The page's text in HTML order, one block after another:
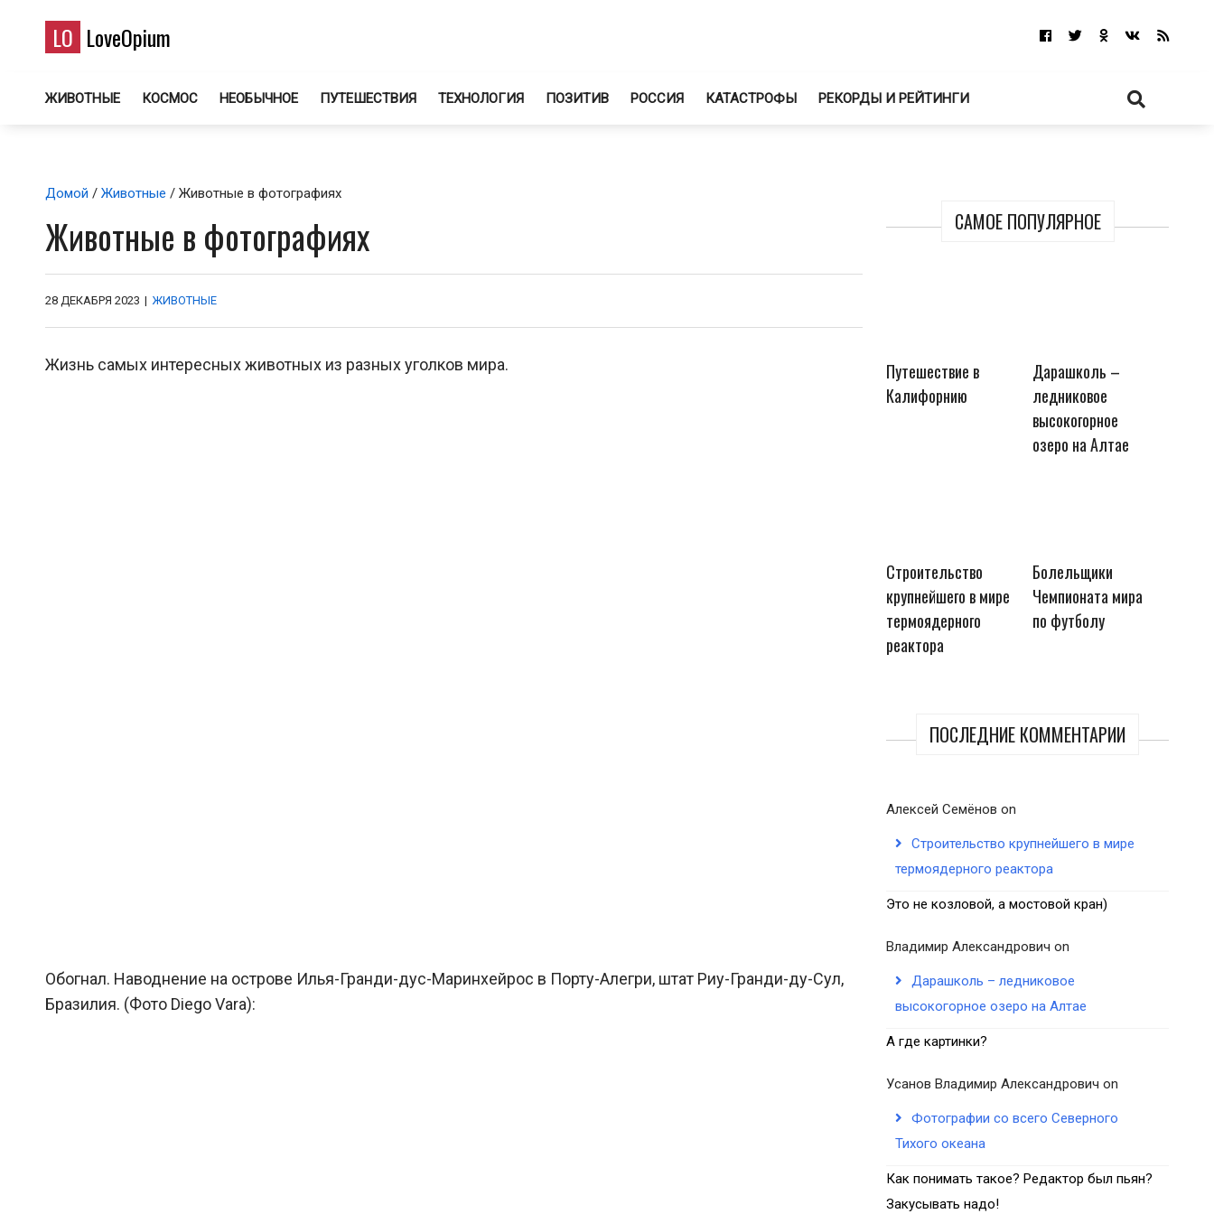
LO LoveOpium
ЖИВОТНЫЕ КОСМОС НЕОБЫЧНОЕ ПУТЕШЕСТВИЯ ТЕХНОЛОГИЯ ПОЗИТИВ РОССИЯ КАТАСТРОФЫ РЕКОРДЫ И РЕЙТИНГИ
САМОЕ ПОПУЛЯРНОЕ
Путешествие в
Калифорнию
Дарашколь –
ледниковое
высокогорное
озеро на Алтае
Строительство
крупнейшего в мире
термоядерного
реактора
Болельщики
Чемпионата мира
по футболу
ПОСЛЕДНИЕ КОММЕНТАРИИ
Алексей Семёнов on
Строительство крупнейшего в мире
термоядерного реактора
Это не козловой, а мостовой кран)
Владимир Александрович on
Дарашколь – ледниковое
высокогорное озеро на Алтае
А где картинки?
Усанов Владимир Александрович on
Фотографии со всего Северного
Тихого океана
Как понимать такое? Редактор был пьян?
Закусывать надо!
Домой / Животные / Животные в фотографиях
Животные в фотографиях
28 ДЕКАБРЯ 2023 | ЖИВОТНЫЕ
Жизнь самых интересных животных из разных уголков мира.
Обогнал. Наводнение на острове Илья-Гранди-дус-Маринхейрос в Порту-Алегри, штат Риу-Гранди-ду-Сул,
Бразилия. (Фото Diego Vara):